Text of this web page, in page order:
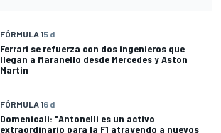
FÓRMULA 15 d
Ferrari se refuerza con dos ingenieros que
llegan a Maranello desde Mercedes y Aston
Martin
FÓRMULA 16 d
Domenicali: "Antonelli es un activo
extraordinario para la F1 atrayendo a nuevos